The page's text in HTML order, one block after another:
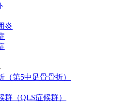
炎
（第5中足骨骨折）
群（QLS症候群）